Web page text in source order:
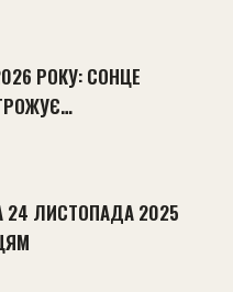
РОКУ: СОНЦЕ
24 ЛИСТОПАДА 2025